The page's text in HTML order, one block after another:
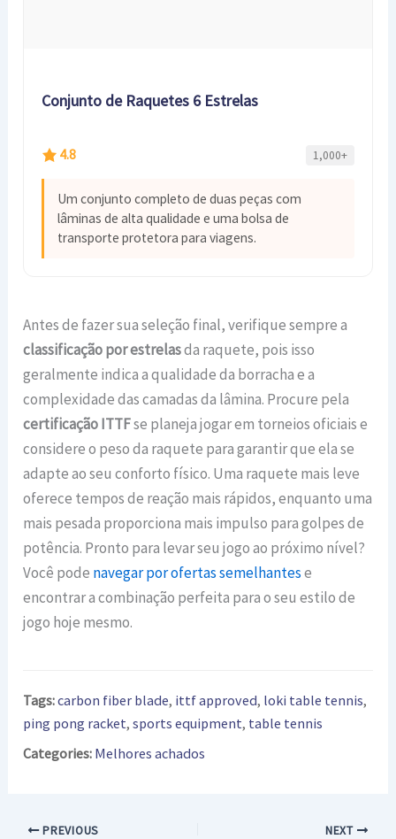
Conjunto de Raquetes 6 Estrelas
4.8 1,000+
Um conjunto completo de duas peças com
lâminas de alta qualidade e uma bolsa de
transporte protetora para viagens.
Antes de fazer sua seleção final, verifique sempre a
classificação por estrelasda raquete, pois isso
geralmente indica a qualidade da borracha e a
complexidade das camadas da lâmina. Procure pela
certificação ITTFse planeja jogar em torneios oficiais e
considere o peso da raquete para garantir que ela se
adapte ao seu conforto físico. Uma raquete mais leve
oferece tempos de reação mais rápidos, enquanto uma
mais pesada proporciona mais impulso para golpes de
potência. Pronto para levar seu jogo ao próximo nível?
Você pode navegar por ofertas semelhantese
encontrar a combinação perfeita para o seu estilo de
jogo hoje mesmo.
Tags:carbon fiber blade, ittf approved, loki table tennis,
ping pong racket,sports equipment, table tennis
Categories: Melhores achados
PREVIOUS NEXT